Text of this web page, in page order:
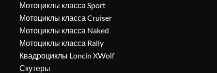
Мотоциклы класса Sport
Мотоциклы класса Cruiser
Мотоциклы класса Naked
Мотоциклы класса Rally
Квадроциклы Loncin XWolf
Скутеры